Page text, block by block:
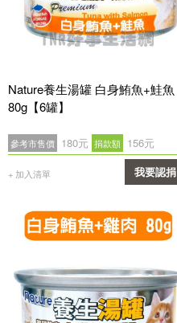
Nature養生湯罐 白身鮪魚+鮭魚
80g【6罐】
參考市售價 180元 捐款額 156元
+ 加入清單 我要認捐